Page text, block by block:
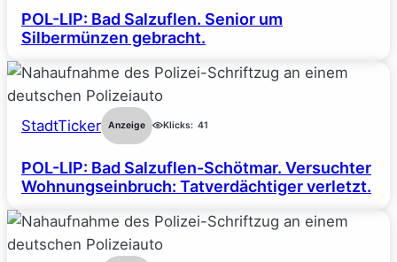
POL-LIP: Bad Salzuflen. Senior um
Silbermünzen gebracht.
StadtTicker Anzeige Klicks: 41
POL-LIP: Bad Salzuflen-Schötmar. Versuchter
Wohnungseinbruch: Tatverdächtiger verletzt.